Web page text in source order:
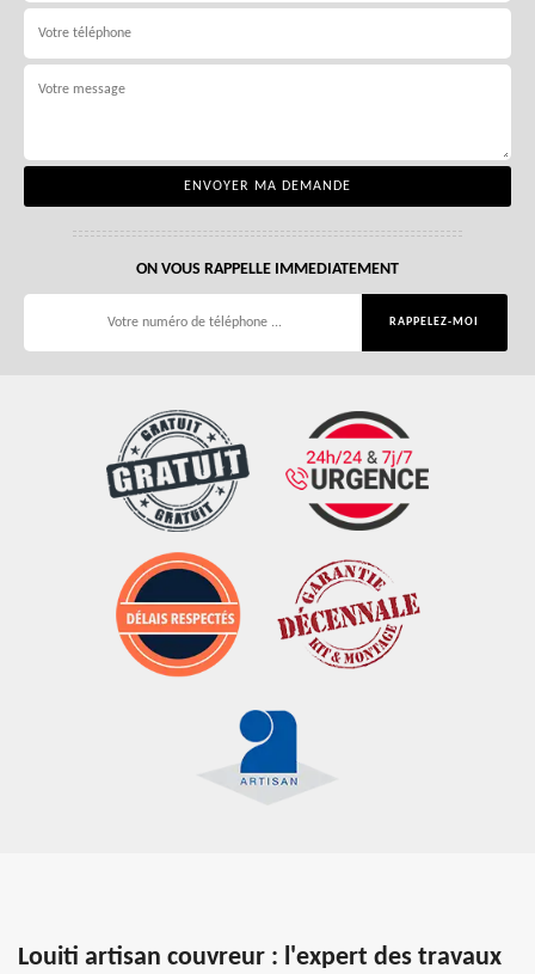
ON VOUS RAPPELLE IMMEDIATEMENT
Louiti artisan couvreur : l'expert des travaux